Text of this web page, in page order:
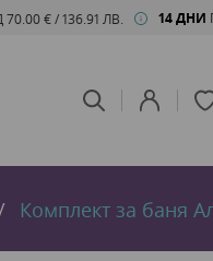
€ / 136.91 ЛВ. 14 ДНИ
Комплект за баня